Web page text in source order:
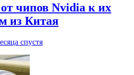
чипов Nvidia к их
из Китая
спустя